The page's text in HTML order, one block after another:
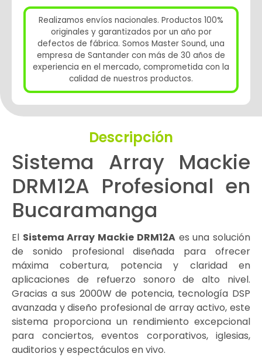
Realizamos envíos nacionales. Productos 100%
originales y garantizados por un año por
defectos de fábrica. Somos Master Sound, una
empresa de Santander con más de 30 años de
experiencia en el mercado, comprometida con la
calidad de nuestros productos.
Descripción
Sistema Array Mackie
DRM12A Profesional en
Bucaramanga
El Sistema Array Mackie DRM12Aes una solución
de sonido profesional diseñada para ofrecer
máxima cobertura, potencia y claridad en
aplicaciones de refuerzo sonoro de alto nivel.
Gracias a sus 2000W de potencia, tecnología DSP
avanzada y diseño profesional de array activo, este
sistema proporciona un rendimiento excepcional
para conciertos, eventos corporativos, iglesias,
auditorios y espectáculos en vivo.